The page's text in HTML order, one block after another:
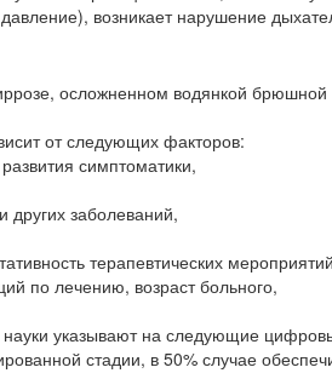
возникает нарушение
осложненном водянкой брюшной
от следующих факторов:
симптоматики,
других заболеваний,
терапевтических
по лечению, возраст больного,
науки указывают на следующие
стадии, в 50% случае